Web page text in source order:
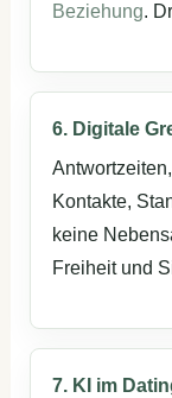
Beziehung.
6. Digitale
Kontakte,
keine
Freiheit und
7. KI im